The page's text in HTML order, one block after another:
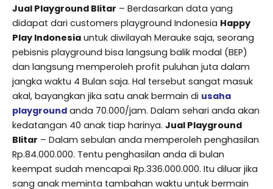
Jual Playground Blitar – Berdasarkan data yang
didapat dari customers playground Indonesia Happy
Play Indonesia untuk diwilayah Merauke saja, seorang
pebisnis playground bisa langsung balik modal (BEP)
dan langsung memperoleh profit puluhan juta dalam
jangka waktu 4 Bulan saja. Hal tersebut sangat masuk
akal, bayangkan jika satu anak bermain di usaha
playground anda 70.000/jam. Dalam sehari anda akan
kedatangan 40 anak tiap harinya. Jual Playground
Blitar – Dalam sebulan anda memperoleh penghasilan
Rp.84.000.000. Tentu penghasilan anda di bulan
keempat sudah mencapai Rp.336.000.000. Itu diluar jika
sang anak meminta tambahan waktu untuk bermain